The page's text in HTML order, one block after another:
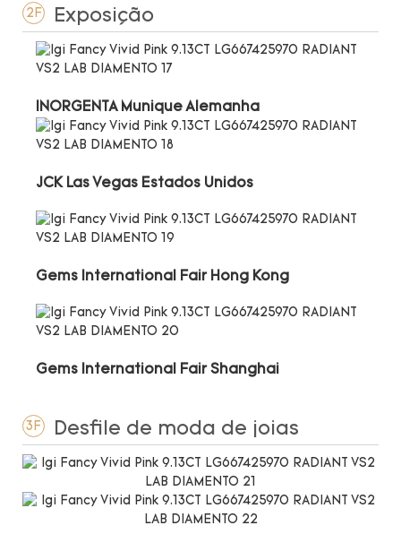
2F Exposição
INORGENTA Munique Alemanha
JCK Las Vegas Estados Unidos
Gems International Fair Hong Kong
Gems International Fair Shanghai
3F Desfile de moda de joias